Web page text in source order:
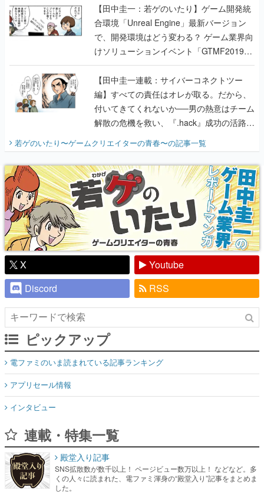
【田中圭一：若ゲのいたり】ゲーム開発統
合環境「Unreal Engine」最新バージョン
で、開発環境はどう変わる？ ゲーム業界向
けソリューションイベント「GTMF2019」
に行って、より理解を深めよう【PR】
【田中圭一連載：サイバーコネクトツー
編】すべての責任はオレが取る。だから、
付いてきてくれないか──男の熱意はチーム
解散の危機を救い、『.hack』成功の活路を
『少年ジャンプ』色だった【若ゲのいた
り】
若ゲのいたり〜ゲームクリエイターの青春〜の記事一覧
X
Youtube
Discord
RSS
ピックアップ
電ファミのいま読まれている記事ランキング
アプリセール情報
インタビュー
連載・特集一覧
殿堂入り記事
SNS拡散数が数千以上！ ページビュー数万以上！ などなど。多
くの人々に読まれた、電ファミ渾身の“殿堂入り”記事をまとめま
した。